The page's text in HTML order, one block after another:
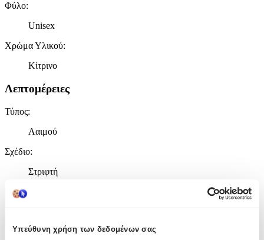
Υπεύθυνη χρήση των δεδομένων σας
Φύλο:
Unisex
Χρώμα Υλικού:
Κίτρινο
Λεπτομέρειες
Τύπος:
Λαιμού
Σχέδιο:
Στριφτή